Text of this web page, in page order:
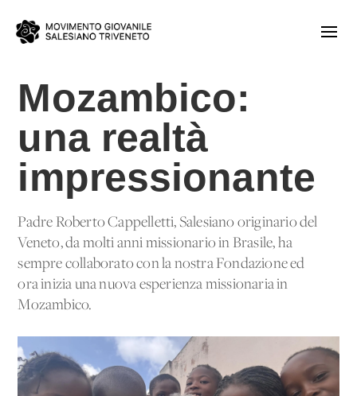
Mozambico:
una realtà
impressionante
Padre Roberto Cappelletti, Salesiano originario del
Veneto, da molti anni missionario in Brasile, ha
sempre collaborato con la nostra Fondazione ed
ora inizia una nuova esperienza missionaria in
Mozambico.